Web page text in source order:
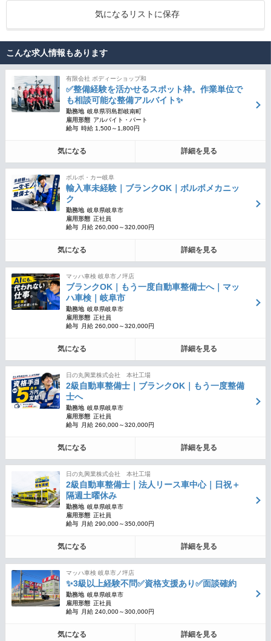
気になるリストに保存
こんな求人情報もあります
有限会社 ボディーショップ和
✅整備経験を活かせるスポット枠。作業単位で
も相談可能な整備アルバイト✨
勤務地 岐阜県羽島郡岐南町
雇用形態 アルバイト・パート
給与 時給 1,500～1,800円
気になる 詳細を見る
ボルボ・カー岐阜
輸入車未経験｜ブランクOK｜ボルボメカニッ
ク
勤務地 岐阜県岐阜市
雇用形態 正社員
給与
月給 260,000～320,000円
気になる 詳細を見る
マッハ車検 岐阜市ノ坪店
ブランクOK｜もう一度自動車整備士へ｜マッ
ハ車検｜岐阜市
勤務地 岐阜県岐阜市
雇用形態 正社員
給与
月給 260,000～320,000円
気になる 詳細を見る
日の丸興業株式会社 本社工場
2級自動車整備士｜ブランクOK｜もう一度整備
士へ
勤務地 岐阜県岐阜市
雇用形態 正社員
給与
月給 260,000～320,000円
気になる 詳細を見る
日の丸興業株式会社 本社工場
2級自動車整備士｜法人リース車中心｜日祝＋
隔週土曜休み
勤務地 岐阜県岐阜市
雇用形態 正社員
給与
月給 290,000～350,000円
気になる 詳細を見る
マッハ車検 岐阜市ノ坪店
✨3級以上経験不問✅資格支援あり✅面談確約
勤務地 岐阜県岐阜市
雇用形態 正社員
給与
月給 240,000～300,000円
気になる 詳細を見る